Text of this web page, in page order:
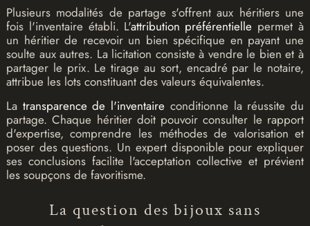
Plusieurs modalités de partage s'offrent aux héritiers une
fois l'inventaire établi. L'attribution préférentielle permet à
un héritier de recevoir un bien spécifique en payant une
soulte aux autres. La licitation consiste à vendre le bien et à
partager le prix. Le tirage au sort, encadré par le notaire,
attribue les lots constituant des valeurs équivalentes.
La transparence de l'inventaire conditionne la réussite du
partage. Chaque héritier doit pouvoir consulter le rapport
d'expertise, comprendre les méthodes de valorisation et
poser des questions. Un expert disponible pour expliquer
ses conclusions facilite l'acceptation collective et prévient
les soupçons de favoritisme.
La question des bijoux sans